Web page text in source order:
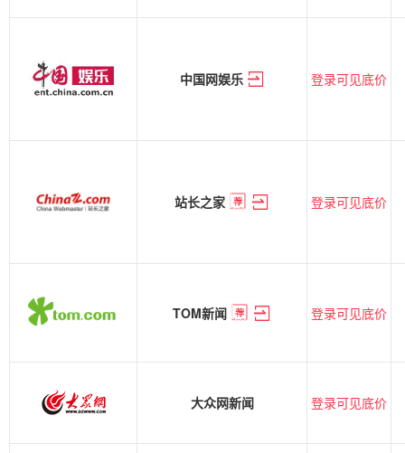
中国网娱乐 登录可见底价
站长之家 登录可见底价
TOM新闻 登录可见底价
大众网新闻 登录可见底价